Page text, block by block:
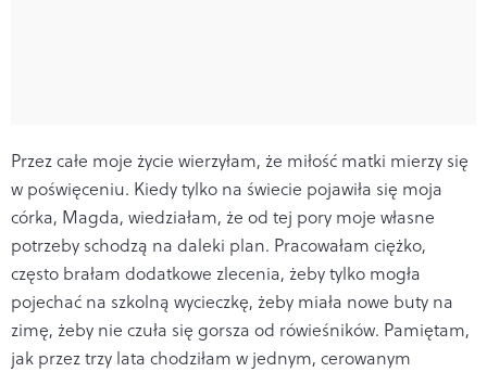
Przez całe moje życie wierzyłam, że miłość matki mierzy się
w poświęceniu. Kiedy tylko na świecie pojawiła się moja
córka, Magda, wiedziałam, że od tej pory moje własne
potrzeby schodzą na daleki plan. Pracowałam ciężko,
często brałam dodatkowe zlecenia, żeby tylko mogła
pojechać na szkolną wycieczkę, żeby miała nowe buty na
zimę, żeby nie czuła się gorsza od rówieśników. Pamiętam,
jak przez trzy lata chodziłam w jednym, cerowanym